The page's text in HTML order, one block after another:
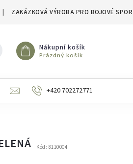
ZAKÁZKOVÁ VÝROBA PRO BOJOVÉ
Nákupní košík
Prázdný košík
SLEVY A VÝPRODEJE
+420 702272771
Kód: 8110004